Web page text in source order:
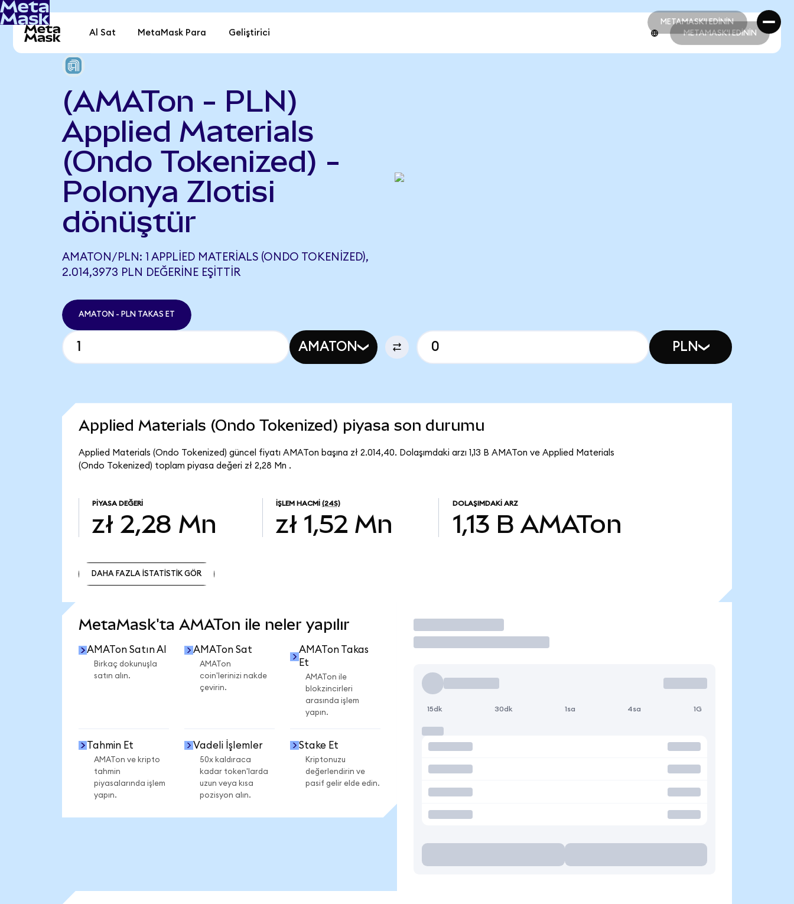
METAMASK'I EDİNİN
METAMASK'I EDİNİN
Al Sat MetaMask Para Geliştirici METAMASK'I EDİNİN
(AMATon - PLN)
Applied Materials
(Ondo Tokenized) -
Polonya Zlotisi
dönüştür
AMATON/PLN: 1 APPLIED MATERIALS (ONDO TOKENIZED),
2.014,3973 PLN DEĞERINE EŞITTIR
AMATON - PLN TAKAS ET
AMATON PLN
Applied Materials (Ondo Tokenized) piyasa son durumu
Applied Materials (Ondo Tokenized) güncel fiyatı AMATon başına zł 2.014,40. Dolaşımdaki arzı 1,13 B AMATon ve Applied Materials
(Ondo Tokenized) toplam piyasa değeri zł 2,28 Mn .
PIYASA DEĞERI
zł 2,28 Mn
İŞLEM HACMI (24S)
zł 1,52 Mn
DOLAŞIMDAKI ARZ
1,13 B AMATon
DAHA FAZLA İSTATİSTİK GÖR
MetaMask'ta AMATon ile neler yapılır
AMATon Satın Al
Birkaç dokunuşla
satın alın.
AMATon Sat
AMATon
coin'lerinizi nakde
çevirin.
AMATon Takas
Et
AMATon ile
blokzincirleri
arasında işlem
yapın.
Tahmin Et
AMATon ve kripto
tahmin
piyasalarında işlem
yapın.
Vadeli İşlemler
50x kaldıraca
kadar token'larda
uzun veya kısa
pozisyon alın.
Stake Et
Kriptonuzu
değerlendirin ve
pasif gelir elde edin.
İşlem Yap
15dk 30dk 1sa 4sa 1G